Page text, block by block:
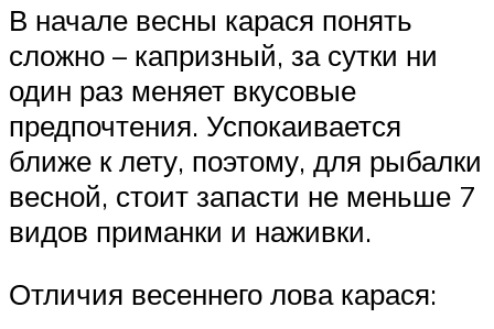
В начале весны карася понять
сложно – капризный, за сутки ни
один раз меняет вкусовые
предпочтения. Успокаивается
ближе к лету, поэтому, для рыбалки
весной, стоит запасти не меньше 7
видов приманки и наживки.
Отличия весеннего лова карася: